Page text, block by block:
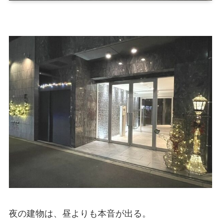
夜の建物は、昼よりも本音が出る。